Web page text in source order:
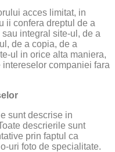
acces limitat, in
ii confera dreptul de a
integral site-ul, de a
de a copia, de a
ul in orice alta maniera,
companiei fara
sunt descrise in
descrierile sunt
prin faptul ca
uri foto de specialitate.